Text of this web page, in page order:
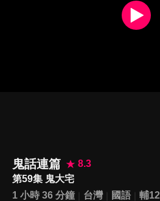
鬼話連篇
8.3
第59集 鬼大宅
1 小時 36 分鐘
台灣 國語
輔